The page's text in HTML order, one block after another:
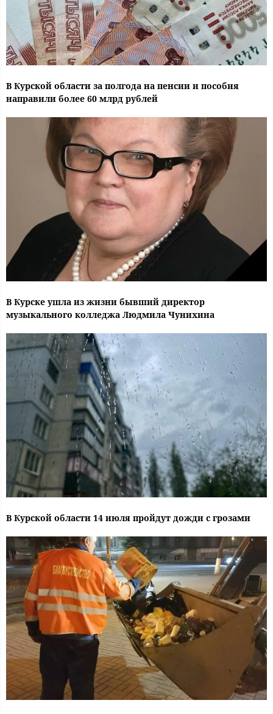
В Курской области за полгода на пенсии и пособия
направили более 60 млрд рублей
В Курске ушла из жизни бывший директор
музыкального колледжа Людмила Чунихина
В Курской области 14 июля пройдут дожди с грозами